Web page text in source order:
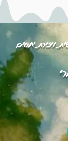
ויצירת יחסים